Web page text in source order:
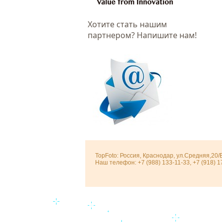
Хотитe стать нашим
партнером? Напишите нам!
TopFoto: Россия, Краснодар, ул.Средняя,20/
Наш телефон: +7 (988) 133-11-33, +7 (918)